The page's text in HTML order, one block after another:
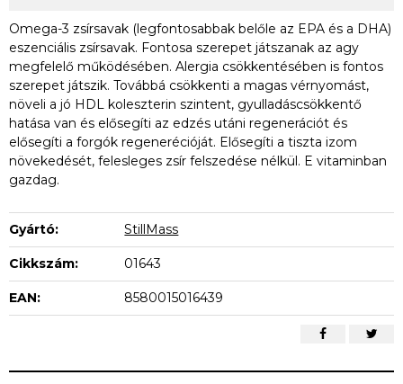
Omega-3 zsírsavak (legfontosabbak belőle az EPA és a DHA)
eszenciális zsírsavak. Fontosa szerepet játszanak az agy
megfelelő működésében. Alergia csökkentésében is fontos
szerepet játszik. Továbbá csökkenti a magas vérnyomást,
növeli a jó HDL koleszterin szintent, gyulladáscsökkentő
hatása van és elősegíti az edzés utáni regenerációt és
elősegíti a forgók regenerécióját. Elősegíti a tiszta izom
növekedését, felesleges zsír felszedése nélkül. E vitaminban
gazdag.
Gyártó: StillMass
Cikkszám: 01643
EAN: 8580015016439